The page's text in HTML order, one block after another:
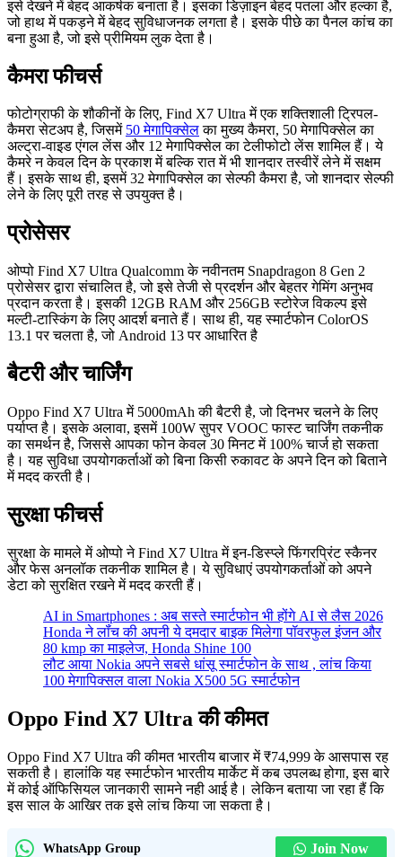
इसे देखने में बेहद आकर्षक बनाता है। इसका डिज़ाइन बेहद पतला और हल्का है,
जो हाथ में पकड़ने में बेहद सुविधाजनक लगता है। इसके पीछे का पैनल कांच का
बना हुआ है, जो इसे प्रीमियम लुक देता है।
कैमरा फीचर्स
फोटोग्राफी के शौकीनों के लिए, Find X7 Ultra में एक शक्तिशाली ट्रिपल-
कैमरा सेटअप है, जिसमें 50 मेगापिक्सेलका मुख्य कैमरा, 50 मेगापिक्सेल का
अल्ट्रा-वाइड एंगल लेंस और 12 मेगापिक्सेल का टेलीफोटो लेंस शामिल हैं। ये
कैमरे न केवल दिन के प्रकाश में बल्कि रात में भी शानदार तस्वीरें लेने में सक्षम
हैं। इसके साथ ही, इसमें 32 मेगापिक्सेल का सेल्फी कैमरा है, जो शानदार सेल्फी
लेने के लिए पूरी तरह से उपयुक्त है।
प्रोसेसर
ओप्पो Find X7 Ultra Qualcomm के नवीनतम Snapdragon 8 Gen 2
प्रोसेसर द्वारा संचालित है, जो इसे तेजी से प्रदर्शन और बेहतर गेमिंग अनुभव
प्रदान करता है। इसकी 12GB RAM और 256GB स्टोरेज विकल्प इसे
मल्टी-टास्किंग के लिए आदर्श बनाते हैं। साथ ही, यह स्मार्टफोन ColorOS
13.1 पर चलता है, जो Android 13 पर आधारित है
बैटरी और चार्जिंग
Oppo Find X7 Ultra में 5000mAh की बैटरी है, जो दिनभर चलने के लिए
पर्याप्त है। इसके अलावा, इसमें 100W सुपर VOOC फास्ट चार्जिंग तकनीक
का समर्थन है, जिससे आपका फोन केवल 30 मिनट में 100% चार्ज हो सकता
है। यह सुविधा उपयोगकर्ताओं को बिना किसी रुकावट के अपने दिन को बिताने
में मदद करती है।
सुरक्षा फीचर्स
सुरक्षा के मामले में ओप्पो ने Find X7 Ultra में इन-डिस्प्ले फिंगरप्रिंट स्कैनर
और फेस अनलॉक तकनीक शामिल है। ये सुविधाएं उपयोगकर्ताओं को अपने
डेटा को सुरक्षित रखने में मदद करती हैं।
AI in Smartphones : अब सस्ते स्मार्टफोन भी होंगे AI से लैस 2026
Honda ने लॉंच की अपनी ये दमदार बाइक मिलेगा पॉवरफुल इंजन और
80 kmp का माइलेज, Honda Shine 100
लौट आया Nokia अपने सबसे धांसू स्मार्टफोन के साथ , लांच किया
100 मेगापिक्सल वाला Nokia X500 5G स्मार्टफोन
Oppo Find X7 Ultra की कीमत
Oppo Find X7 Ultra की कीमत भारतीय बाजार में ₹74,999 के आसपास रह
सकती है। हालांकि यह स्मार्टफोन भारतीय मार्केट में कब उपलब्ध होगा, इस बारे
में कोई ऑफिसियल जानकारी सामने नही आई है। लेकिन बताया जा रहा हैं कि
इस साल के आखिर तक इसे लांच किया जा सकता है।
WhatsApp Group Join Now